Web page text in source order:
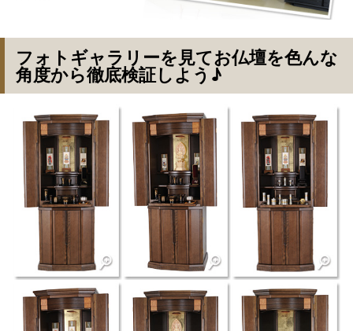
フォトギャラリーを見てお仏壇を色んな
角度から徹底検証しよう♪